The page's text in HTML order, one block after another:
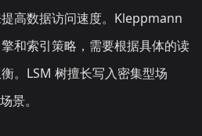
高数据访问速度。Kleppmann
和索引策略，需要根据具体的读
。LSM 树擅长写入密集型场
景。